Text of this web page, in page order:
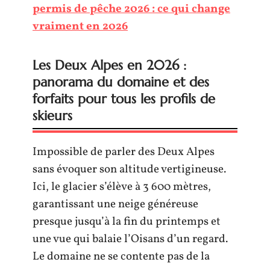
permis de pêche 2026 : ce qui change
vraiment en 2026
Les Deux Alpes en 2026 :
panorama du domaine et des
forfaits pour tous les profils de
skieurs
Impossible de parler des Deux Alpes
sans évoquer son altitude vertigineuse.
Ici, le glacier s’élève à 3 600 mètres,
garantissant une neige généreuse
presque jusqu’à la fin du printemps et
une vue qui balaie l’Oisans d’un regard.
Le domaine ne se contente pas de la